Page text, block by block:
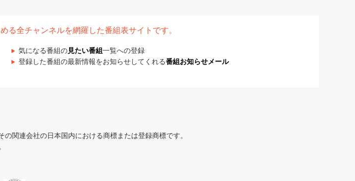
る全チャンネルを網羅した番組表サイトです。
気になる番組の見たい番組 一覧への登録
登録した番組の最新情報をお知らせしてくれる番組お知らせメール
関連会社の日本国内における商標または登録商標です。